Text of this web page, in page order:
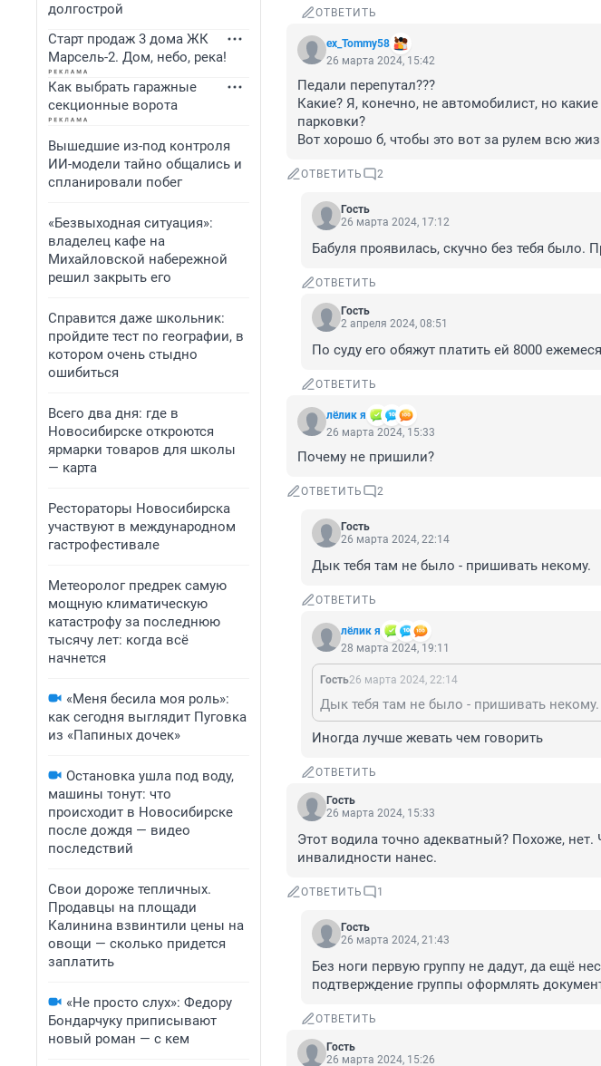
долгострой
Старт продаж 3 дома ЖК
Марсель-2. Дом, небо, река!
Как выбрать гаражные
секционные ворота
Вышедшие из-под контроля
ИИ-модели тайно общались и
спланировали побег
«Безвыходная ситуация»:
владелец кафе на
Михайловской набережной
решил закрыть его
Справится даже школьник:
пройдите тест по географии, в
котором очень стыдно
ошибиться
Всего два дня: где в
Новосибирске откроются
ярмарки товаров для школы
— карта
Рестораторы Новосибирска
участвуют в международном
гастрофестивале
Метеоролог предрек самую
мощную климатическую
катастрофу за последнюю
тысячу лет: когда всё
начнется
«Меня бесила моя роль»:
как сегодня выглядит Пуговка
из «Папиных дочек»
Остановка ушла под воду,
машины тонут: что
происходит в Новосибирске
после дождя — видео
последствий
Свои дороже тепличных.
Продавцы на площади
Калинина взвинтили цены на
овощи — сколько придется
заплатить
«Не просто слух»: Федору
Бондарчуку приписывают
новый роман — с кем
ОТВЕТИТЬ
ex_Tommy58
26 марта 2024, 15:42
Педали перепутал???
Какие? Я, конечно, не автомобилист, но
парковки?
Вот хорошо б, чтобы это вот за рулем всю
ОТВЕТИТЬ 2
Гость
26 марта 2024, 17:12
Бабуля проявилась, скучно без тебя было.
ОТВЕТИТЬ
Гость
2 апреля 2024, 08:51
По суду его обяжут платить ей 8000
ОТВЕТИТЬ
лёлик я
26 марта 2024, 15:33
Почему не пришили?
ОТВЕТИТЬ 2
Гость
26 марта 2024, 22:14
Дык тебя там не было - пришивать некому.
ОТВЕТИТЬ
лёлик я
28 марта 2024, 19:11
Гость26 марта 2024, 22:14
Дык тебя там не было - пришивать некому.
Иногда лучше жевать чем говорить
ОТВЕТИТЬ
Гость
26 марта 2024, 15:33
Этот водила точно адекватный? Похоже, нет.
инвалидности нанес.
ОТВЕТИТЬ 1
Гость
26 марта 2024, 21:43
Без ноги первую группу не дадут, да ещё
подтверждение группы оформлять
ОТВЕТИТЬ
Гость
26 марта 2024, 15:26